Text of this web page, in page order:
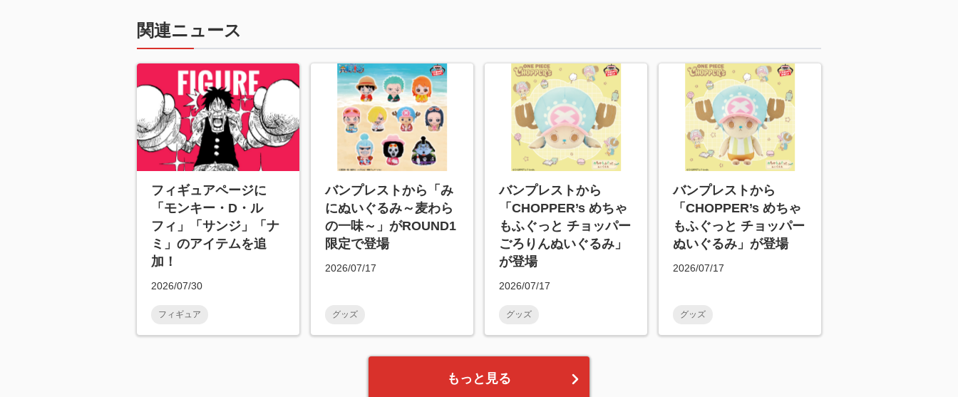
関連ニュース
フィギュアページに
「モンキー・D・ル
フィ」「サンジ」「ナ
ミ」のアイテムを追
加！
2026/07/30
フィギュア
バンプレストから「み
にぬいぐるみ～麦わら
の一味～」がROUND1
限定で登場
2026/07/17
グッズ
バンプレストから
「CHOPPER’s めちゃ
もふぐっと チョッパー
ごろりんぬいぐるみ」
が登場
2026/07/17
グッズ
バンプレストから
「CHOPPER’s めちゃ
もふぐっと チョッパー
ぬいぐるみ」が登場
2026/07/17
グッズ
もっと見る